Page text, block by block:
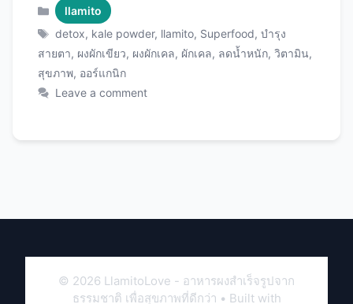
อร่อย ไปจนถึงรีวิวจากผู้ใช้จริง พร้อม Llamito ผง
ผักเคล ที่จะเปลี่ยนชีวิตคุณให้สุขภาพดีขึ้นได้ในทุก
วัน! Llamito ผงผักเคล คืออะไร? ผักเคล (Kale) คือ
ซูเปอร์ฟู้ดอันดับต้นของโลก ผักเคลเป็นผักใบเขียวใน
ตระกูล cruciferous เช่นเดียวกับบรอกโคลี กะหล่ำ
ผงผักเคล ต่างจากผงผักทั่วไปอย่างไร? Llamito ผง
ของ Llamito: 1. ออร์แกนิก 100% 2. กระบวนการ
คุณค่าทางโภชนาการของผงผักเคล สารอาหารใน
Llamito ผงผักเคล 5 กรัม (1 ช้อนชา) …Read
Categories
llamito
Tags
detox, kale powder, llamito, Superfood,บำรุง
สายตา, ผงผักเขียว, ผงผักเคล, ผักเคล, ลดน้ำหนัก, วิตามิน,
สุขภาพ, ออร์แกนิก
Leave a comment
© 2026 LlamitoLove - อาหารผงสำเร็จรูปจาก
ธรรมชาติ เพื่อสุขภาพที่ดีกว่า • Built with